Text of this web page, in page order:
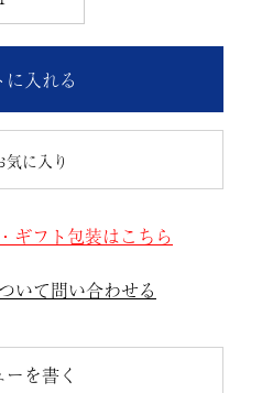
気に入り
に入れる
ギフト包装はこちら
いて問い合わせる
ーを書く